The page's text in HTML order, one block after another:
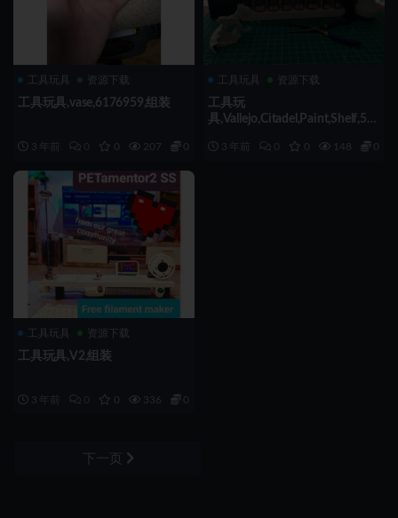
工具玩具 资源下载
工具玩具,vase,6176959,组装
3 年前 0 207 0.5
工具玩具 资源下载
工具玩
具,Vallejo,Citadel,Paint,Shelf,59
3 年前 0 148 0.5
工具玩具 资源下载
工具玩具,V2,组装
3 年前 0 336 0.5
下一页